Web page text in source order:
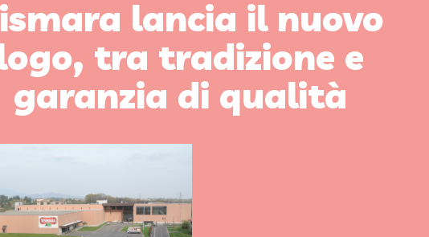
lancia il nuovo
tra tradizione e
garanzia di qualità